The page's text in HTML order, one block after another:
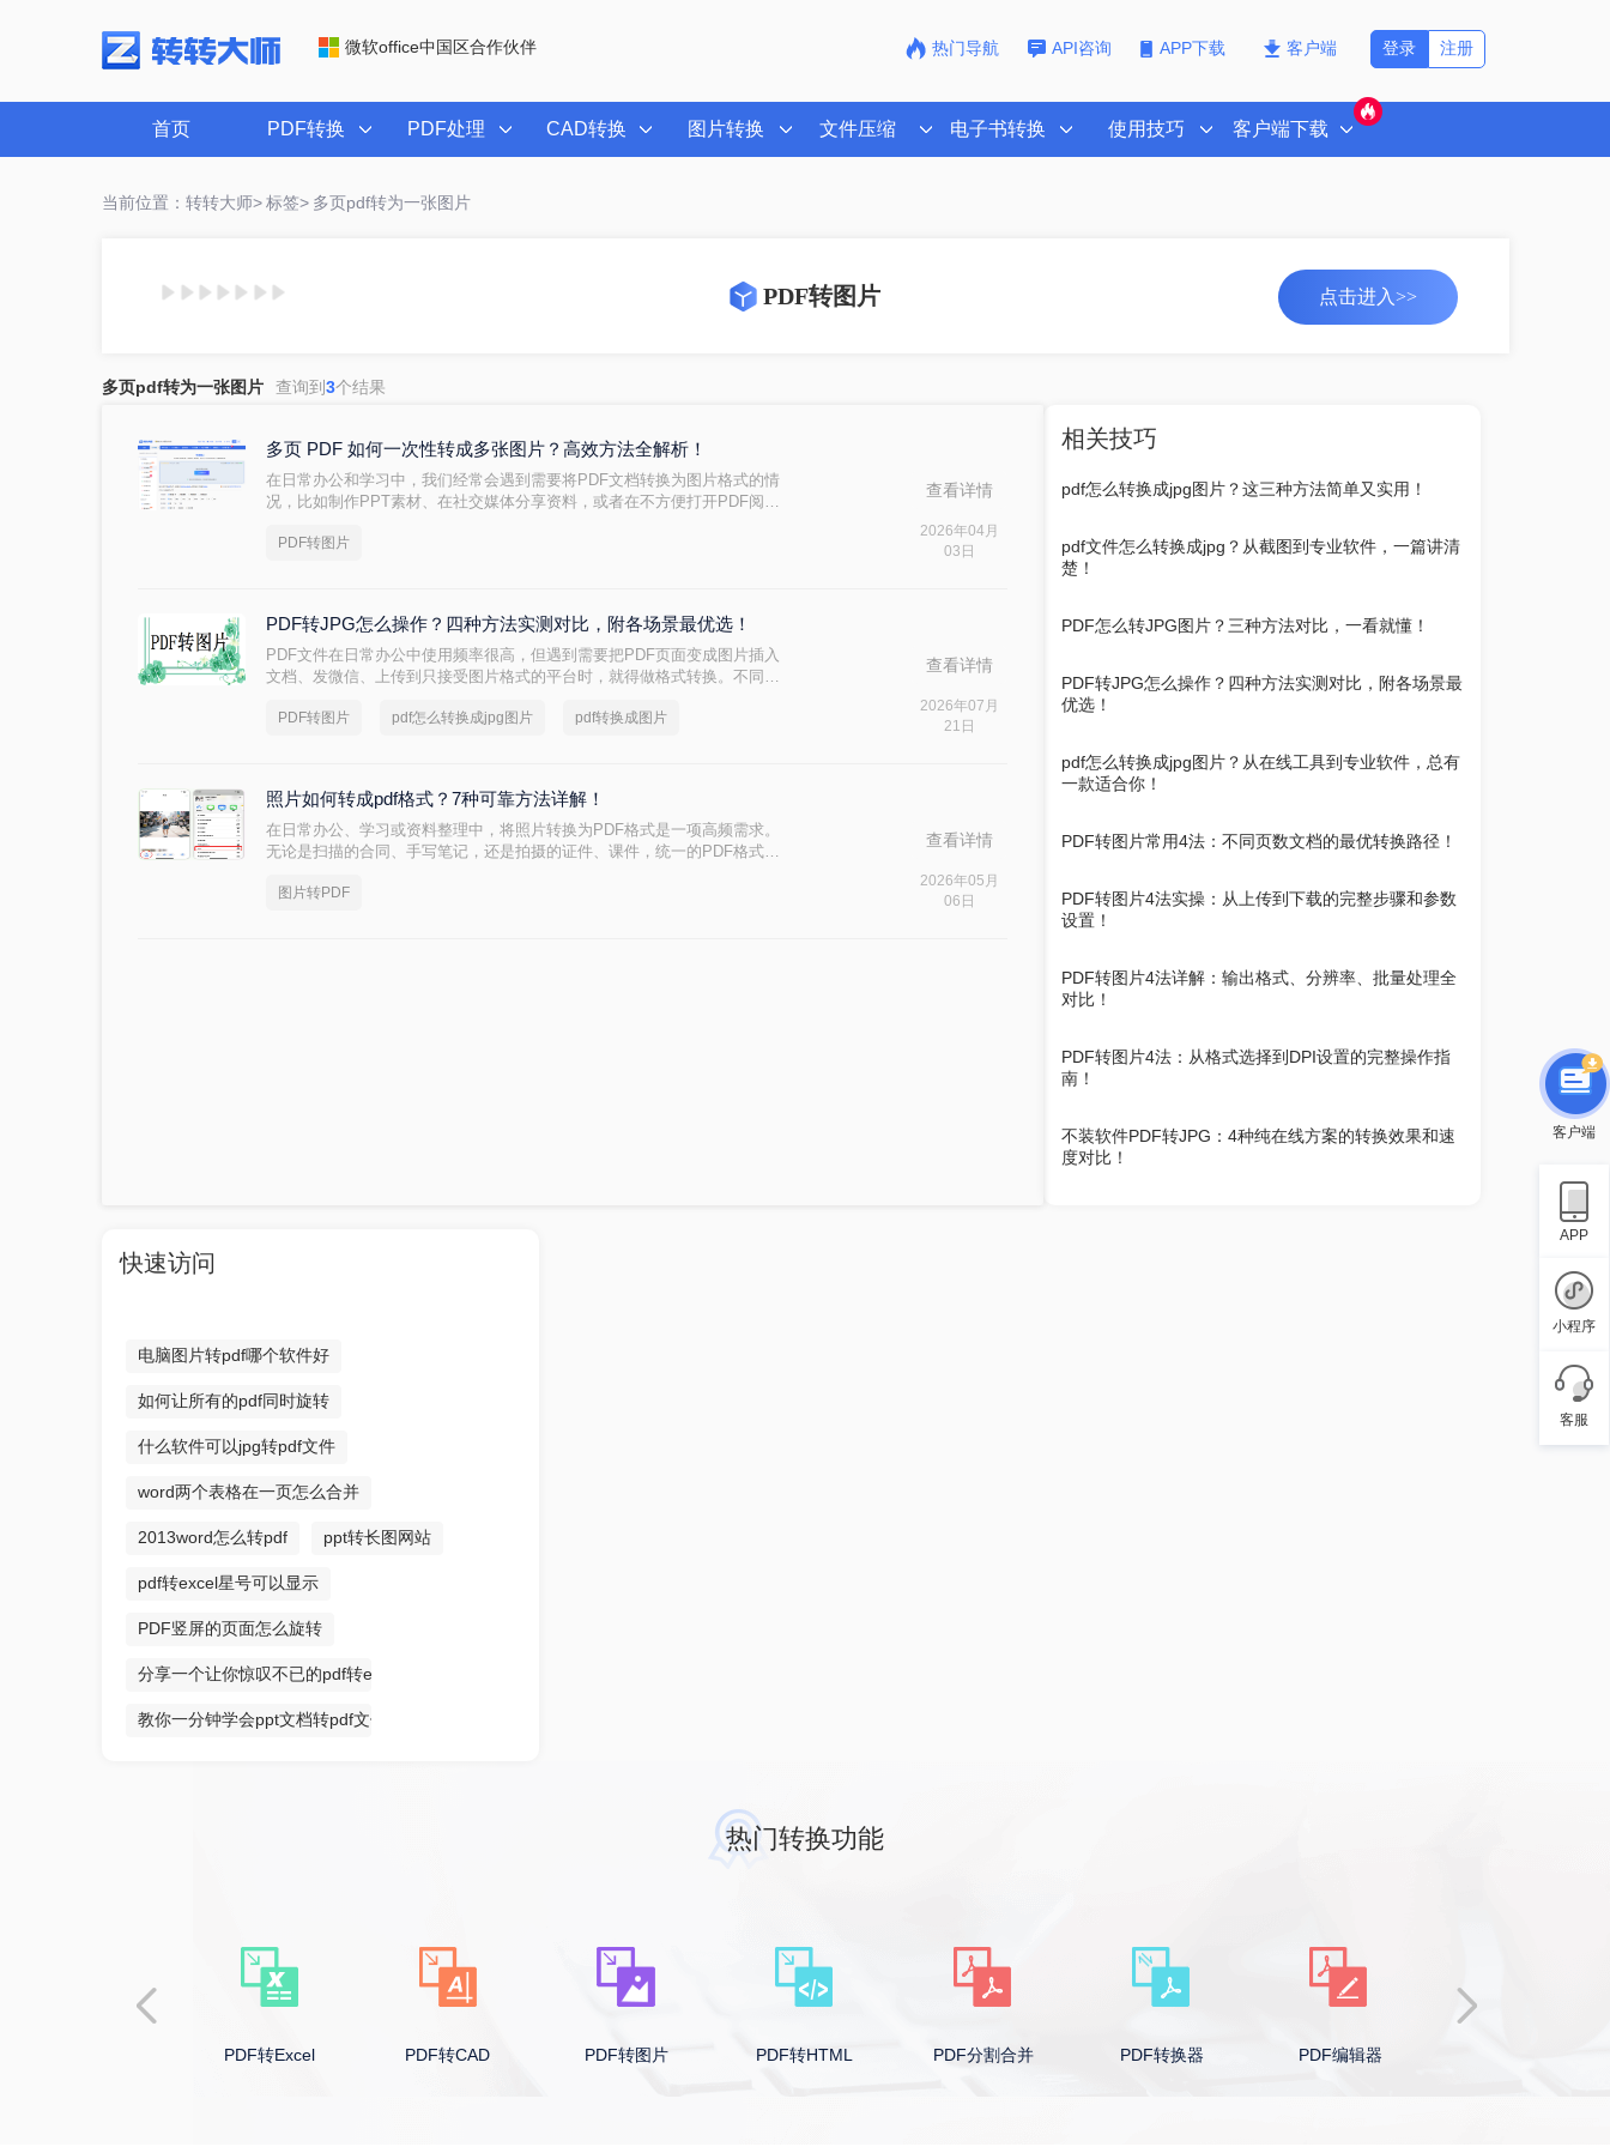
微软office中国区合作伙伴 热门导航 API咨询 APP下载 客户端 注册
登录
首页 PDF转换 PDF处理 CAD转换 图片转换 文件压缩 电子书转换 使用技巧 客户端下载
当前位置：转转大师> 标签> 多页pdf转为一张图片
PDF转图片 点击进入>>
多页pdf转为一张图片 查询到 3个结果
多页 PDF 如何一次性转成多张图片？高效方法全解析！
在日常办公和学习中，我们经常会遇到需要将PDF文档转换为图片格式的情
况，比如制作PPT素材、在社交媒体分享资料，或者在不方便打开PDF阅读
显然不现实。那么，多页 PDF 如何一次性转成多张图片呢？本文将为你推
PDF转图片
查看详情
2026年04月
03日
PDF转JPG怎么操作？四种方法实测对比，附各场景最优选！
PDF文件在日常办公中使用频率很高，但遇到需要把PDF页面变成图片插入
文档、发微信、上传到只接受图片格式的平台时，就得做格式转换。不同方
真，在线工具有隐私顾虑，专业软件又需要安装。选错方法不仅浪费时间，
PDF转图片 pdf怎么转换成jpg图片 pdf转换成图片
查看详情
2026年07月
21日
照片如何转成pdf格式？7种可靠方法详解！
在日常办公、学习或资料整理中，将照片转换为PDF格式是一项高频需求。
无论是扫描的合同、手写笔记，还是拍摄的证件、课件，统一的PDF格式能
安全且无需付费的方法？本文将基于实际使用经验，为您梳理7种照片如何
图片转PDF
查看详情
2026年05月
06日
相关技巧
pdf怎么转换成jpg图片？这三种方法简单又实用！
pdf文件怎么转换成jpg？从截图到专业软件，一篇讲清
楚！
PDF怎么转JPG图片？三种方法对比，一看就懂！
PDF转JPG怎么操作？四种方法实测对比，附各场景最
优选！
pdf怎么转换成jpg图片？从在线工具到专业软件，总有
一款适合你！
PDF转图片常用4法：不同页数文档的最优转换路径！
PDF转图片4法实操：从上传到下载的完整步骤和参数
设置！
PDF转图片4法详解：输出格式、分辨率、批量处理全
对比！
PDF转图片4法：从格式选择到DPI设置的完整操作指
南！
不装软件PDF转JPG：4种纯在线方案的转换效果和速
度对比！
快速访问
电脑图片转pdf哪个软件好
如何让所有的pdf同时旋转
什么软件可以jpg转pdf文件
word两个表格在一页怎么合并
2013word怎么转pdf ppt转长图网站
pdf转excel星号可以显示
PDF竖屏的页面怎么旋转
分享一个让你惊叹不已的pdf转excel方法
教你一分钟学会ppt文档转pdf文件
热门转换功能
PDF转Excel PDF转CAD PDF转图片 PDF转HTML PDF分割合并 PDF转换器 PDF编辑器
客户端
APP
小程序
客服